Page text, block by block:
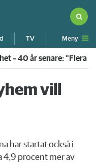
TV Meny
– 40 år senare: "Flera
vill
har startat också i
4,9 procent mer av